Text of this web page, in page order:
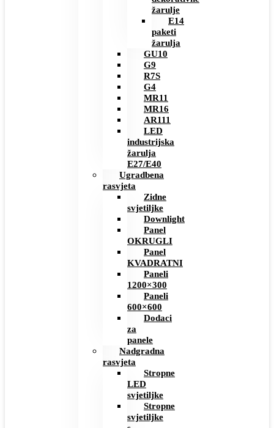
žarulje
E14
paketi
žarulja
GU10
G9
R7S
G4
MR11
MR16
AR111
LED
industrijska
žarulja
E27/E40
Ugradbena
rasvjeta
Zidne
svjetiljke
Downlight
Panel
OKRUGLI
Panel
KVADRATNI
Paneli
1200×300
Paneli
600×600
Dodaci
za
panele
Nadgradna
rasvjeta
Stropne
LED
svjetiljke
Stropne
svjetiljke